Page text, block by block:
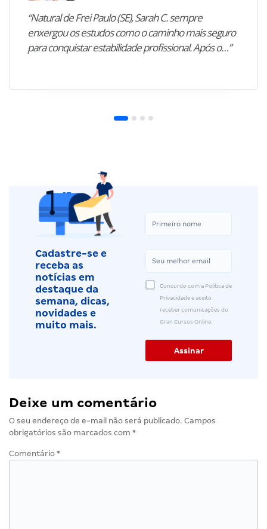
“Natural de Frei Paulo (SE), Sarah C. sempre
enxergou os estudos como o caminho mais seguro
para conquistar estabilidade profissional. Após o…”
Cadastre-se e
receba as
notícias em
destaque da
semana, dicas,
novidades e
muito mais.
Concordo com a Política de
Privacidade e aceito
receber comunicações do
Gran Cursos Online.
Deixe um comentário
O seu endereço de e-mail não será publicado. Campos
obrigatórios são marcados com *
Comentário *